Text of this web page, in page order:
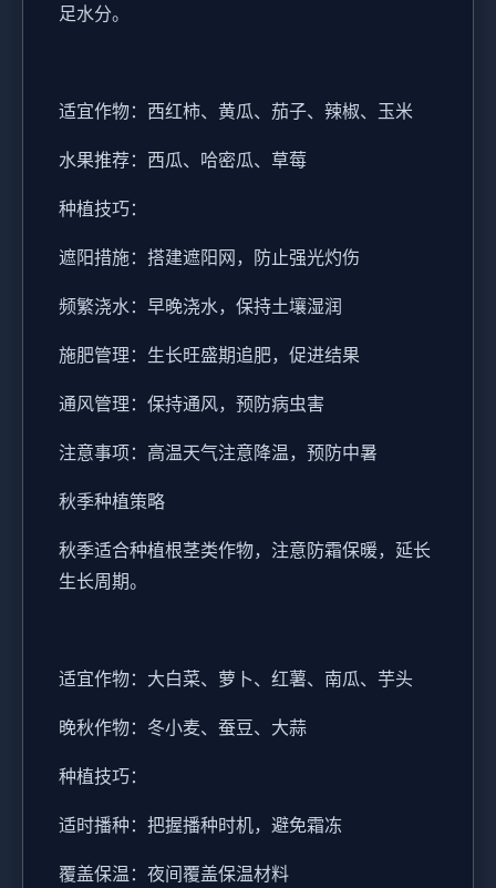
足水分。
适宜作物：西红柿、黄瓜、茄子、辣椒、玉米
水果推荐：西瓜、哈密瓜、草莓
种植技巧：
遮阳措施：搭建遮阳网，防止强光灼伤
频繁浇水：早晚浇水，保持土壤湿润
施肥管理：生长旺盛期追肥，促进结果
通风管理：保持通风，预防病虫害
注意事项：高温天气注意降温，预防中暑
秋季种植策略
秋季适合种植根茎类作物，注意防霜保暖，延长
生长周期。
适宜作物：大白菜、萝卜、红薯、南瓜、芋头
晚秋作物：冬小麦、蚕豆、大蒜
种植技巧：
适时播种：把握播种时机，避免霜冻
覆盖保温：夜间覆盖保温材料